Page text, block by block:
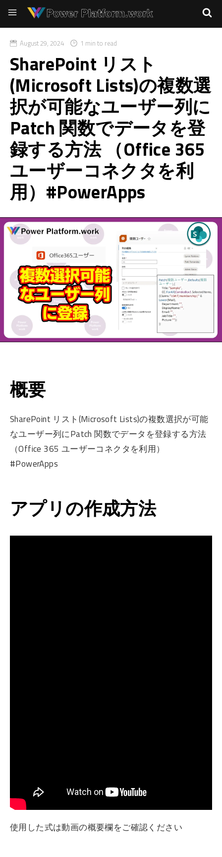
August 29, 2024 1 min to read
SharePoint リスト
(Microsoft Lists)の複数選
択が可能なユーザー列に
Patch 関数でデータを登
録する方法 （Office 365
ユーザーコネクタを利
用）#PowerApps
概要
SharePoint リスト(Microsoft Lists)の複数選択が可能
なユーザー列にPatch 関数でデータを登録する方法
（Office 365 ユーザーコネクタを利用）
#PowerApps
アプリの作成方法
使用した式は動画の概要欄をご確認ください